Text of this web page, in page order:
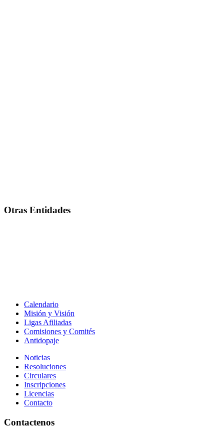
Otras Entidades
Calendario
Misión y Visión
Ligas Afiliadas
Comisiones y Comités
Antidopaje
Noticias
Resoluciones
Circulares
Inscripciones
Licencias
Contacto
Contactenos